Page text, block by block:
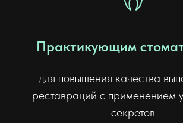
Практикующим
для повышения качества
реставраций с применением
секретов